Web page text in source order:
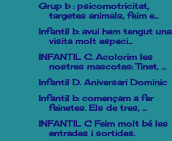
Grup b : psicomotricitat,
targetes animals, feim e...
Infantil b: avui hem tengut una
visita molt especi...
INFANTIL C. Acolorim les
nostres mascotes: Tinet, ...
Infantil D. Aniversari Dominic
Infantil b: començam a fer
feinetes. Els de tres, ...
INFANTIL C Feim molt bé les
entrades i sortides.